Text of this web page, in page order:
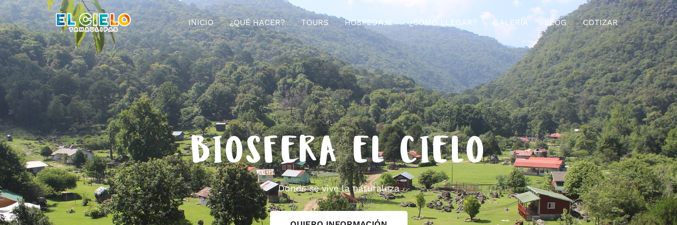
INICIO ¿QUÉ HACER? TOURS HOSPEDAJE ¿CÓMO LLEGAR? GALERÍA BLOG COTIZAR
BIOSFERA EL CIELO
Donde se vive la naturaleza